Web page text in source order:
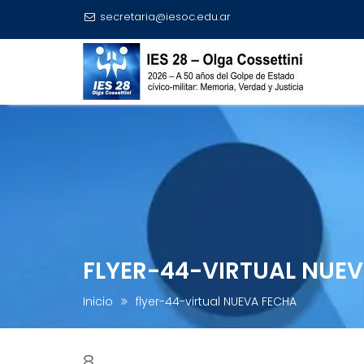
Investigación y Publicaciones
secretaria@iesoc.edu.ar
FLYER-44-VIRTUAL
Inicio flyer-44-virtual NUEVA FECHA